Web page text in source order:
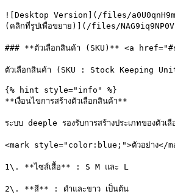
![Desktop Version](/files/
(คลิกที่รูปเพื่อขยาย)](/files/
### **ตัวเลือกสินค้า (SKU)** <a
ตัวเลือกสินค้า (SKU : Stock Keeping
{% hint style="info" %}
**เงื่อนไขการสร้างตัวเลือกสินค้า**
ระบบ deeple รองรับการสร้างประเภทของตัวเ
<mark style="color:blue;">ตัวอย่าง</
1\. **ไซส์เสื้อ** : S M และ L
2\. **สี** : ดำและขาว เป็นต้น